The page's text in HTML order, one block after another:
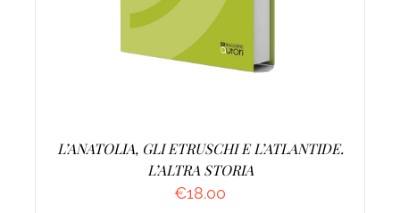
L’ANATOLIA, GLI ETRUSCHI E L’ATLANTIDE.
L’ALTRA STORIA
€18.00